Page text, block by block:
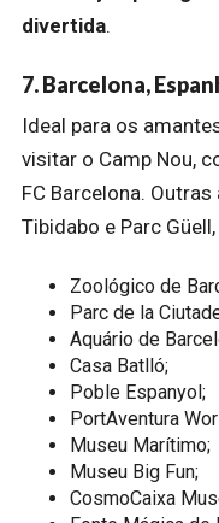
divertida.
7. Barcelona,
Ideal para os
visitar o Camp Nou,
FC Barcelona.
Tibidabo e Parc
Zoológico de
Parc de la
Aquário de
Casa Batlló;
Poble Espanyol;
PortAventura
Museu Marítimo;
Museu Big Fun;
CosmoCaixa